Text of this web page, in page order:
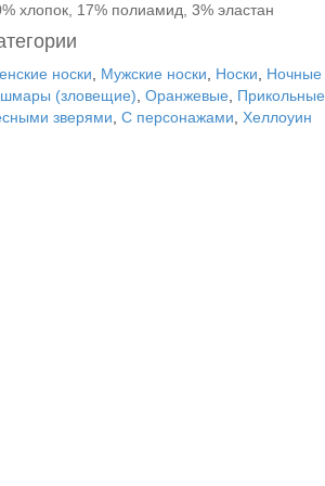
хлопок, 17% полиамид, 3% эластан
носки Мужские носки Носки
Ночные
(зловещие) Оранжевые Прикольные
зверями С персонажами Хеллоуин